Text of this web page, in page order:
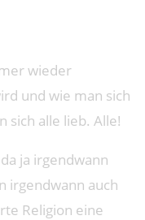
wieder
und wie man sich
sich alle lieb. Alle!
ja irgendwann
irgendwann auch
Religion eine